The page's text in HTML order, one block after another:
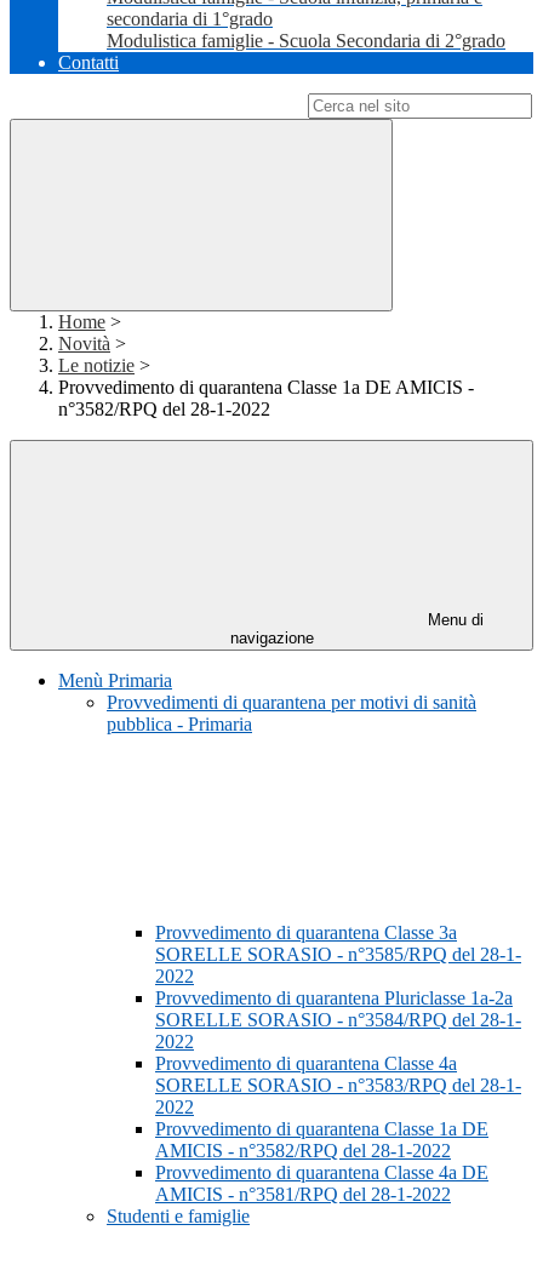
secondaria di 1°grado
Modulistica famiglie - Scuola Secondaria di 2°grado
Contatti
Home >
Novità >
Le notizie >
Provvedimento di quarantena Classe 1a DE AMICIS -
n°3582/RPQ del 28-1-2022
Menu di
navigazione
Menù Primaria
Provvedimenti di quarantena per motivi di sanità
pubblica - Primaria
Provvedimento di quarantena Classe 3a
SORELLE SORASIO - n°3585/RPQ del 28-1-
2022
Provvedimento di quarantena Pluriclasse 1a-2a
SORELLE SORASIO - n°3584/RPQ del 28-1-
2022
Provvedimento di quarantena Classe 4a
SORELLE SORASIO - n°3583/RPQ del 28-1-
2022
Provvedimento di quarantena Classe 1a DE
AMICIS - n°3582/RPQ del 28-1-2022
Provvedimento di quarantena Classe 4a DE
AMICIS - n°3581/RPQ del 28-1-2022
Studenti e famiglie